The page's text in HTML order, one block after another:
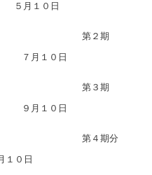
　５月１０日
期
７月１０日
期
　  ９月１０日
分
０日